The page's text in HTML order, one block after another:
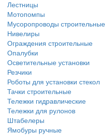
Лестницы
Мотопомпы
Мусоропроводы строительные
Нивелиры
Ограждения строительные
Опалубки
Осветительные установки
Резчики
Роботы для установки стекол
Тачки строительные
Тележки гидравлические
Тележки для рулонов
Штабелеры
Ямобуры ручные